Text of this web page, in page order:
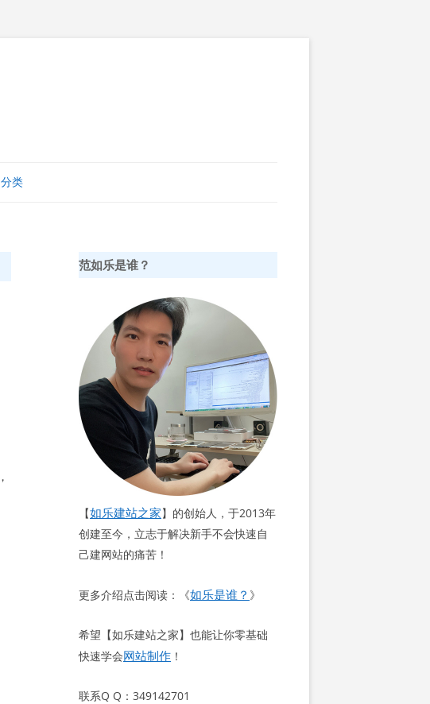
类
教程
范如乐是谁？
【如乐建站之家】的创始人，于2013年
创建至今，立志于解决新手不会快速自
己建网站的痛苦！
更多介绍点击阅读：《如乐是谁？ 》
希望【如乐建站之家】也能让你零基础
快速学会网站制作 ！
联系Q Q：349142701